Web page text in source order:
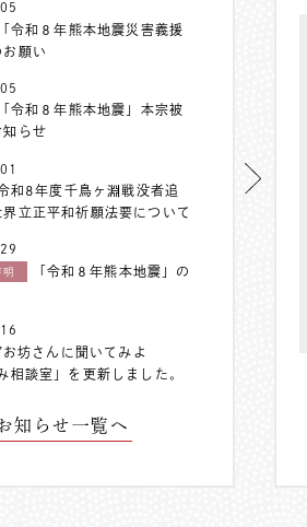
「令和８年熊本地震災害義援
お願い
「令和８年熊本地震」本宗被
知らせ
和8年度千鳥ヶ淵戦没者追
立正平和祈願法要について
「令和８年熊本地震」の
お坊さんに聞いてみよ
相談室」を更新しました。
知らせ一覧へ